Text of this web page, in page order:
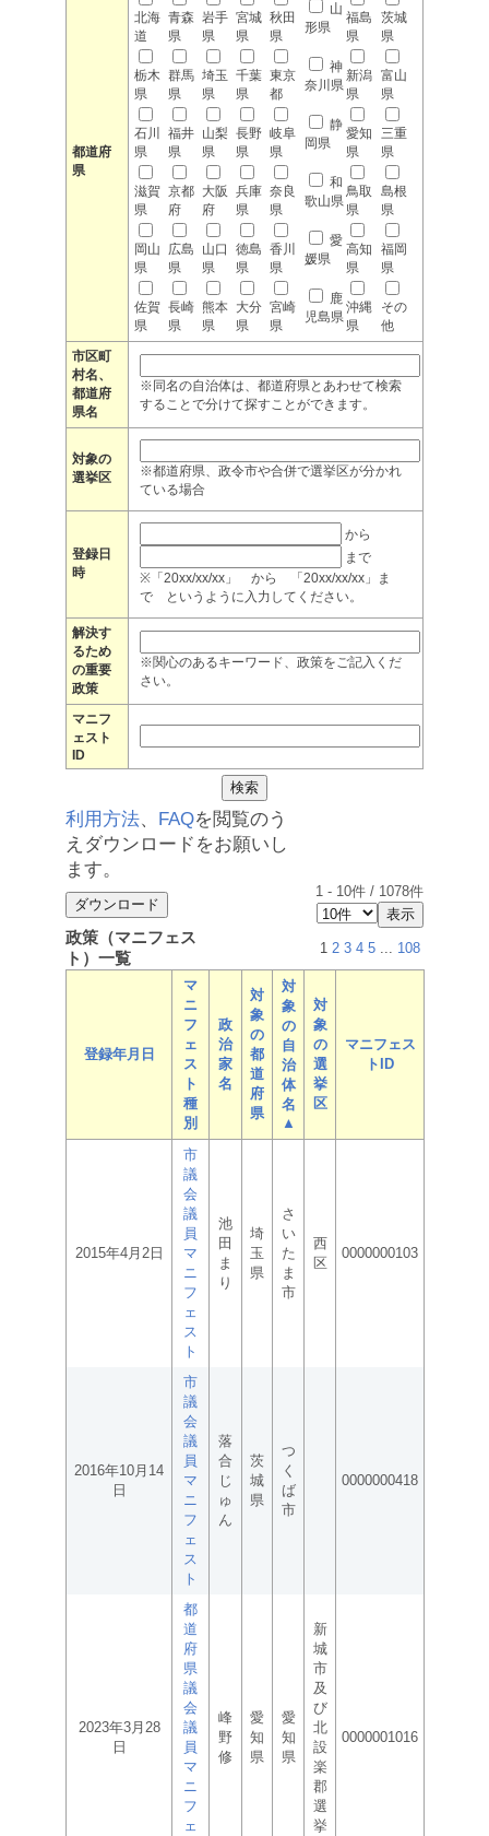
都道府
県
北海
道
青森
県
岩手
県
宮城
県
秋田
県
山
形県
福島
県
茨城
県
栃木
県
群馬
県
埼玉
県
千葉
県
東京
都
神
奈川県
新潟
県
富山
県
石川
県
福井
県
山梨
県
長野
県
岐阜
県
静
岡県
愛知
県
三重
県
滋賀
県
京都
府
大阪
府
兵庫
県
奈良
県
和
歌山県
鳥取
県
島根
県
岡山
県
広島
県
山口
県
徳島
県
香川
県
愛
媛県
高知
県
福岡
県
佐賀
県
長崎
県
熊本
県
大分
県
宮崎
県
鹿
児島県
沖縄
県
その
他
市区町
村名、
都道府
県名
※同名の自治体は、都道府県とあわせて検索
することで分けて探すことができます。
対象の
選挙区
※都道府県、政令市や合併で選挙区が分かれ
ている場合
登録日
時
から
まで
※「20xx/xx/xx」 から 「20xx/xx/xx」ま
で というように入力してください。
解決す
るため
の重要
政策
※関心のあるキーワード、政策をご記入くだ
さい。
マニフ
ェスト
ID
利用方法、 FAQを閲覧のう
えダウンロードをお願いし
ます。
1 - 10件 / 1078件
政策（マニフェス
ト）一覧
1 2 3 4 5 ... 108
登録年月日
マ
ニ
フ
ェ
ス
ト
種
別
政
治
家
名
対
象
の
都
道
府
県
対
象
の
自
治
体
名
▲
対
象
の
選
挙
区
マニフェス
トID
2015年4月2日
市
議
会
議
員
マ
ニ
フ
ェ
ス
ト
池
田
ま
り
埼
玉
県
さ
い
た
ま
市
西
区
0000000103
2016年10月14
日
市
議
会
議
員
マ
ニ
フ
ェ
ス
ト
落
合
じ
ゅ
ん
茨
城
県
つ
く
ば
市
0000000418
2023年3月28
日
都
道
府
県
議
会
議
員
マ
ニ
フ
ェ
峰
野
修
愛
知
県
愛
知
県
新
城
市
及
び
北
設
楽
郡
選
挙
0000001016